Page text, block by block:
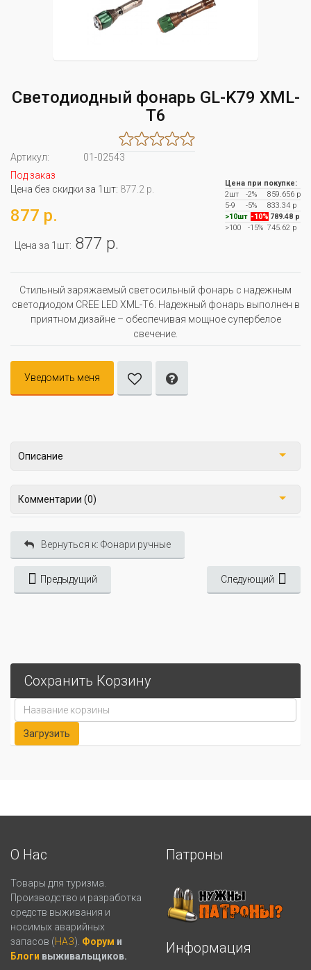
Светодиодный фонарь GL-K79 XML-
T6
Артикул:
01-02543
Под заказ
Цена без скидки за 1шт: 877.2 р.
877 р.
Цена за 1шт: 877 р.
Цена при покупке:
2шт
-2%
859.656 р
5-9
-5%
833.34 р
>10шт -10% 789.48 р
>100
-15% 745.62 р
Стильный заряжаемый светосильный фонарь с надежным
светодиодом CREE LED XML-T6. Надежный фонарь выполнен в
приятном дизайне – обеспечивая мощное супербелое
свечение.
Уведомить меня
Описание
Комментарии (0)
Вернуться к: Фонари ручные
Предыдущий Следующий
Сохранить Корзину
О Нас
Товары для туризма.
Производство и разработка
средств выживания и
носимых аварийных
запасов (НАЗ). Форум и
Блоги выживальщиков.
Патроны
Информация